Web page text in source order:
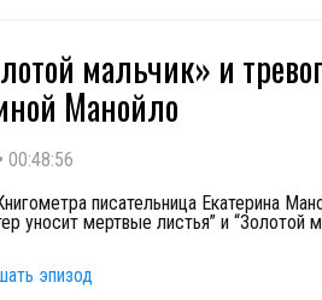
мальчик» и
Манойло
00:48:56
писательница Екатерина
уносит мертвые листья” и “Золотой
эпизод